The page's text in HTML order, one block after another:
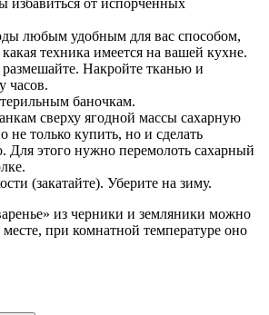
избавиться от испорченных
любым удобным для вас способом,
какая техника имеется на вашей кухне.
Накройте тканью и
часов.
баночкам.
сверху ягодной массы сахарную
не только купить, но и сделать
Для этого нужно перемолоть сахарный
(закатайте). Уберите на зиму.
из черники и земляники можно
при комнатной температуре оно